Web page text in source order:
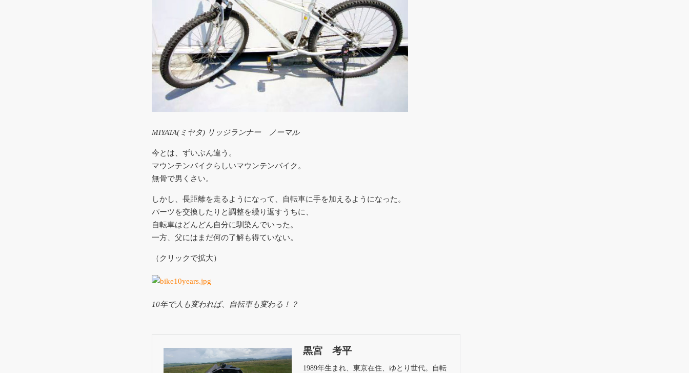
MIYATA(ミヤタ) リッジランナー ノーマル
今とは、ずいぶん違う。
マウンテンバイクらしいマウンテンバイク。
無骨で男くさい。
しかし、長距離を走るようになって、自転車に手を加えるようになった。
パーツを交換したりと調整を繰り返すうちに、
自転車はどんどん自分に馴染んでいった。
一方、父にはまだ何の了解も得ていない。
（クリックで拡大）
10年で人も変われば、自転車も変わる！？
黒宮 考平
1989年生まれ、東京在住、ゆとり世代。自転